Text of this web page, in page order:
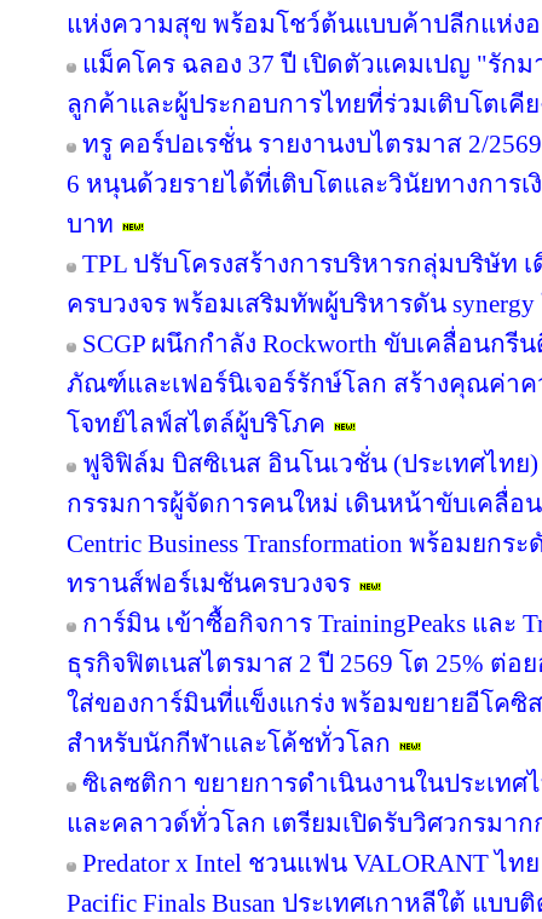
แห่งความสุข พร้อมโชว์ต้นแบบค้าปลีกแห่ง
แม็คโคร ฉลอง 37 ปี เปิดตัวแคมเปญ "รั
ลูกค้าและผู้ประกอบการไทยที่ร่วมเติบโตเคี
ทรู คอร์ปอเรชั่น รายงานงบไตรมาส 2/
6 หนุนด้วยรายได้ที่เติบโตและวินัยทางการ
บาท
TPL ปรับโครงสร้างการบริหารกลุ่มบริษัท
ครบวงจร พร้อมเสริมทัพผู้บริหารดัน synergy
SCGP ผนึกกำลัง Rockworth ขับเคลื่อนก
ภัณฑ์และเฟอร์นิเจอร์รักษ์โลก สร้างคุณค่า
โจทย์ไลฟ์สไตล์ผู้บริโภค
ฟูจิฟิล์ม บิสซิเนส อินโนเวชั่น (ประเทศไทย)
กรรมการผู้จัดการคนใหม่ เดินหน้าขับเคลื่อ
Centric Business Transformation พร้อมย
ทรานส์ฟอร์เมชันครบวงจร
การ์มิน เข้าซื้อกิจการ TrainingPeaks และ
ธุรกิจฟิตเนสไตรมาส 2 ปี 2569 โต 25% ต่
ใส่ของการ์มินที่แข็งแกร่ง พร้อมขยายอีโคซิ
สำหรับนักกีฬาและโค้ชทั่วโลก
ซิเลซติกา ขยายการดำเนินงานในประเทศ
และคลาวด์ทั่วโลก เตรียมเปิดรับวิศวกรมาก
Predator x Intel ชวนแฟน VALORANT ไ
Pacific Finals Busan ประเทศเกาหลีใต้ แ